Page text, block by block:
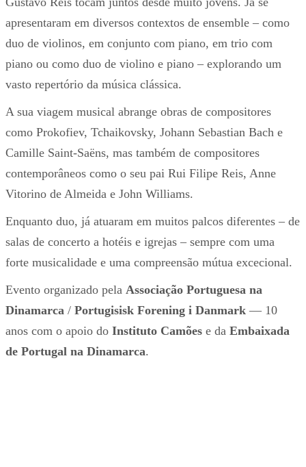
apresentaram em diversos contextos de ensemble – como
duo de violinos, em conjunto com piano, em trio com
piano ou como duo de violino e piano – explorando um
vasto repertório da música clássica.
A sua viagem musical abrange obras de compositores
como Prokofiev, Tchaikovsky, Johann Sebastian Bach e
Camille Saint-Saëns, mas também de compositores
contemporâneos como o seu pai Rui Filipe Reis, Anne
Vitorino de Almeida e John Williams.
Enquanto duo, já atuaram em muitos palcos diferentes – de
salas de concerto a hotéis e igrejas – sempre com uma
forte musicalidade e uma compreensão mútua excecional.
Evento organizado pela Associação Portuguesa na
Dinamarca / Portugisisk Forening i Danmark — 10
anos com o apoio do Instituto Camões e da Embaixada
de Portugal na Dinamarca.